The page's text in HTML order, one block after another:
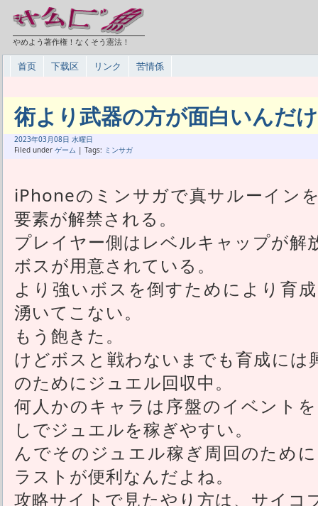
やめよう著作権！なくそう憲法！
首页 下载区 リンク 苦情係
術より武器の方が面白いんだ
2023年03月08日 水曜日
Filed under ゲーム | Tags: ミンサガ
iPhoneのミンサガで真サルーイン
要素が解禁される。
プレイヤー側はレベルキャップが解
ボスが用意されている。
より強いボスを倒すためにより育
湧いてこない。
もう飽きた。
けどボスと戦わないまでも育成には
のためにジュエル回収中。
何人かのキャラは序盤のイベント
しでジュエルを稼ぎやすい。
んでそのジュエル稼ぎ周回のため
ラストが便利なんだよね。
攻略サイトで見たやり方は、サイコ